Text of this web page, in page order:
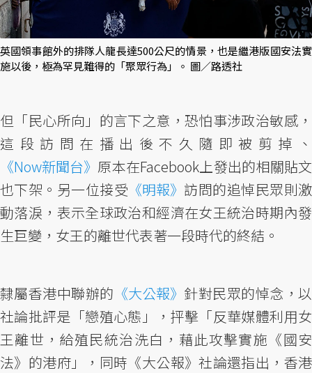
英國領事館外的排隊人龍長達500公尺的情景，也是繼港版國安法實
施以後，極為罕見難得的「聚眾行為」。 圖／路透社
但「民心所向」的言下之意，恐怕事涉政治敏感，
這段訪問在播出後不久隨即被剪掉、
《Now新聞台》 原本在Facebook上發出的相關貼文
也下架。另一位接受 《明報》 訪問的追悼民眾則激
動落淚，表示全球政治和經濟在女王統治時期內發
生巨變，女王的離世代表著一段時代的終結。
隸屬香港中聯辦的 《大公報》 針對民眾的悼念，以
社論批評是「戀殖心態」，抨擊「反華媒體利用女
王離世，給殖民統治洗白，藉此攻擊實施《國安
法》的港府」，同時《大公報》社論還指出，香港